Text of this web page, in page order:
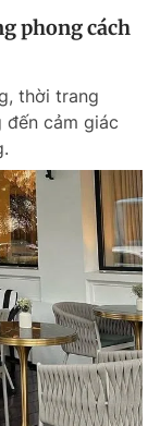
phong cách
thời trang
đến cảm giác